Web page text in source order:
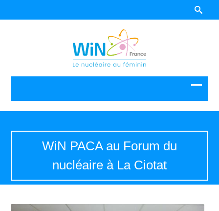
WiN PACA au Forum du
nucléaire à La Ciotat